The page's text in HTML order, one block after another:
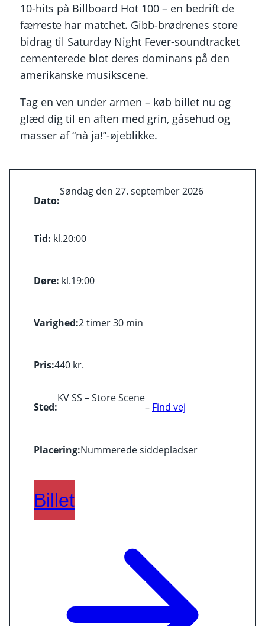
10-hits på Billboard Hot 100 – en bedrift de
færreste har matchet. Gibb-brødrenes store
bidrag til Saturday Night Fever-soundtracket
cementerede blot deres dominans på den
amerikanske musikscene.
Tag en ven under armen – køb billet nu og
glæd dig til en aften med grin, gåsehud og
masser af “nå ja!”-øjeblikke.
Dato:
Søndag den 27. september 2026
Tid: kl.20:00
Døre: kl.19:00
Varighed:2 timer 30 min
Pris:440 kr.
Sted:
KV SS – Store Scene
– Find vej
Placering:Nummerede siddepladser
Billet